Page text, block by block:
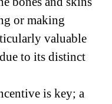
or making
valuable
to its distinct
is key; a